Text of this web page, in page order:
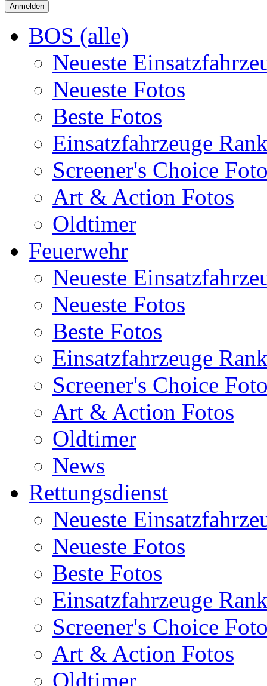
BOS (alle)
Neueste
Neueste Fotos
Beste Fotos
Einsatzfahrzeuge
Screener's Choice
Art & Action Fotos
Oldtimer
Feuerwehr
Neueste
Neueste Fotos
Beste Fotos
Einsatzfahrzeuge
Screener's Choice
Art & Action Fotos
Oldtimer
News
Rettungsdienst
Neueste
Neueste Fotos
Beste Fotos
Einsatzfahrzeuge
Screener's Choice
Art & Action Fotos
Oldtimer